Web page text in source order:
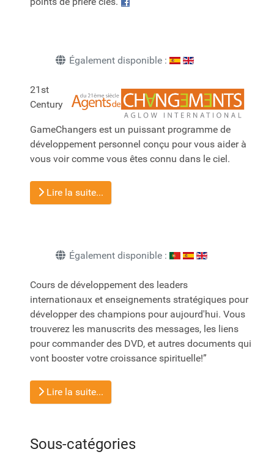
Également disponible :
21st
Century
GameChangers est un puissant programme de
développement personnel conçu pour vous aider à
vous voir comme vous êtes connu dans le ciel.
Lire la suite...
Également disponible :
Cours de développement des leaders
internationaux et enseignements stratégiques pour
développer des champions pour aujourd'hui. Vous
trouverez les manuscrits des messages, les liens
pour commander des DVD, et autres documents qui
vont booster votre croissance spirituelle!”
Lire la suite...
Sous-catégories